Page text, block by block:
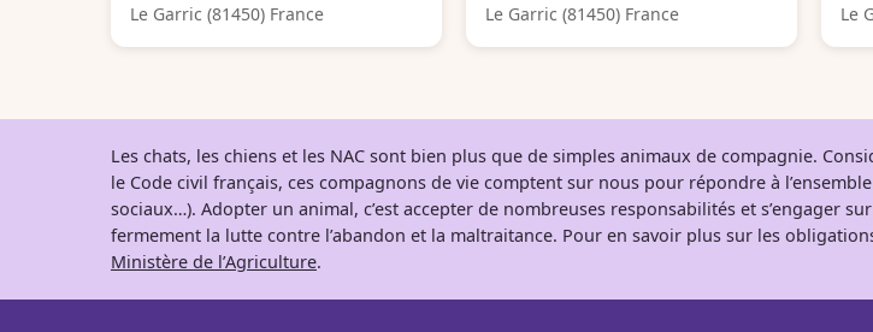
Le Garric (81450) France
Le Garric (81450) France
Le
Les chats, les chiens et les NAC sont bien plus que de simples animaux de compagnie.
le Code civil français, ces compagnons de vie comptent sur nous pour répondre à
sociaux…). Adopter un animal, c’est accepter de nombreuses responsabilités et s’engager
fermement la lutte contre l’abandon et la maltraitance. Pour en savoir plus sur les
Ministère de l’Agriculture.